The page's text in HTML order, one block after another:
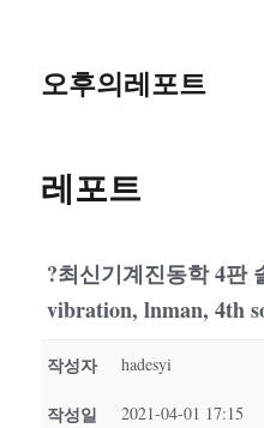
오후의레포트
레포트
?최신기계진동학 4판
vibration, lnman, 4th
작성자 hadesyi
작성일 2021-04-01 17:15